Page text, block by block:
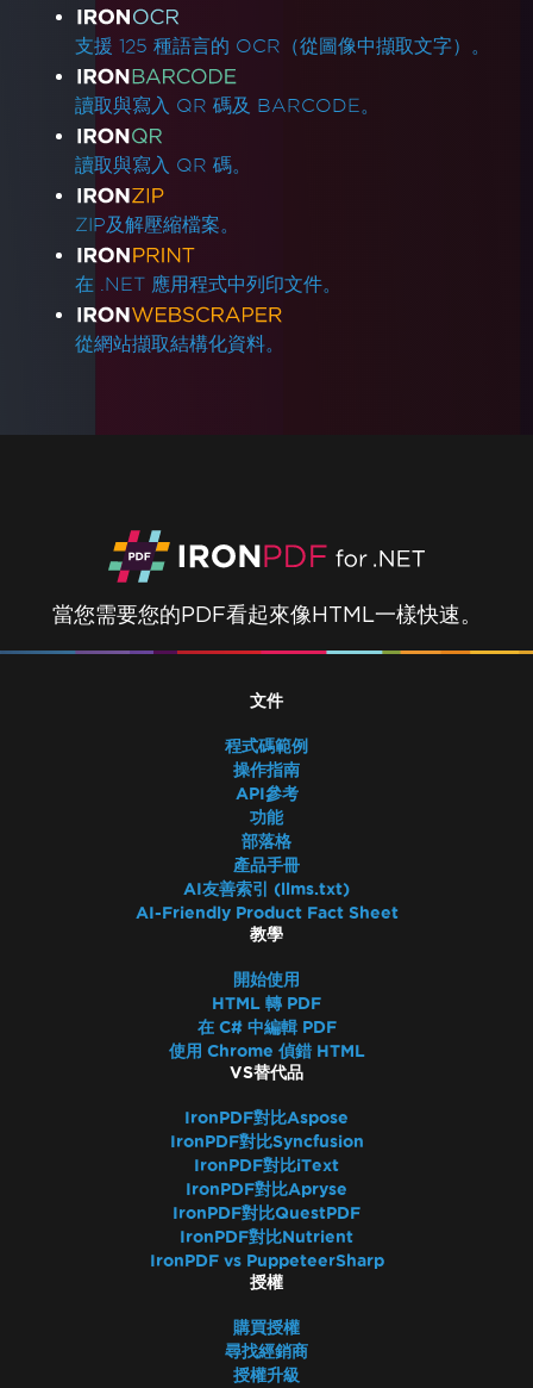
支援 125 種語言的 OCR（從圖像中擷取文字）。
讀取與寫入 QR 碼及 BARCODE。
讀取與寫入 QR 碼。
ZIP及解壓縮檔案。
在 .NET 應用程式中列印文件。
從網站擷取結構化資料。
當您需要您的PDF看起來像HTML一樣快速。
文件
程式碼範例
操作指南
API參考
功能
部落格
產品手冊
AI友善索引 (llms.txt)
AI-Friendly Product Fact Sheet
教學
開始使用
HTML 轉 PDF
在 C# 中編輯 PDF
使用 Chrome 偵錯 HTML
VS替代品
IronPDF對比Aspose
IronPDF對比Syncfusion
IronPDF對比iText
IronPDF對比Apryse
IronPDF對比QuestPDF
IronPDF對比Nutrient
IronPDF vs PuppeteerSharp
授權
購買授權
尋找經銷商
授權升級